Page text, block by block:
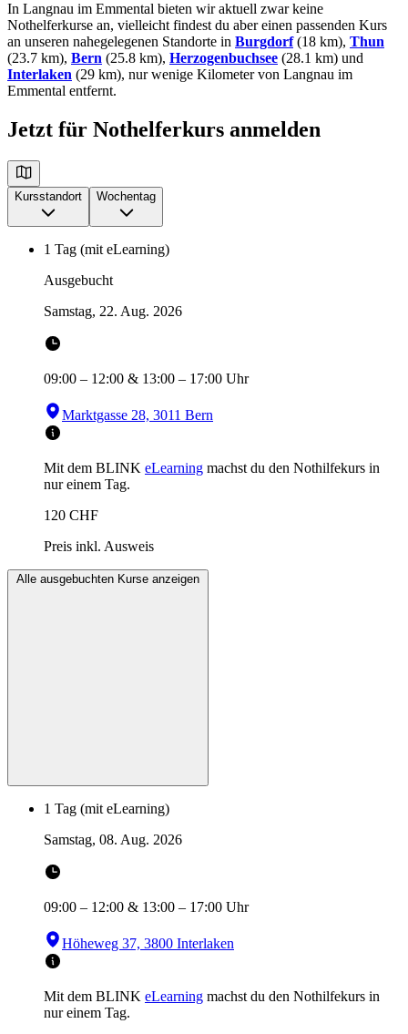
In Langnau im Emmental bieten wir aktuell zwar keine
Nothelferkurse an, vielleicht findest du aber einen passenden Kurs
an unseren nahegelegenen Standorte in Burgdorf(18 km), Thun
(23.7 km), Bern (25.8 km), Herzogenbuchsee (28.1 km) und
Interlaken (29 km), nur wenige Kilometer von Langnau im
Emmental entfernt.
Jetzt für Nothelferkurs anmelden
Kursstandort Wochentag
1 Tag (mit eLearning)
Ausgebucht
Samstag, 22. Aug. 2026
09:00 – 12:00 & 13:00 – 17:00 Uhr
Marktgasse 28, 3011 Bern
Mit dem BLINK eLearning machst du den Nothilfekurs in
nur einem Tag.
120 CHF
Preis inkl. Ausweis
Alle ausgebuchten Kurse anzeigen
1 Tag (mit eLearning)
Samstag, 08. Aug. 2026
09:00 – 12:00 & 13:00 – 17:00 Uhr
Höheweg 37, 3800 Interlaken
Mit dem BLINK eLearning machst du den Nothilfekurs in
nur einem Tag.